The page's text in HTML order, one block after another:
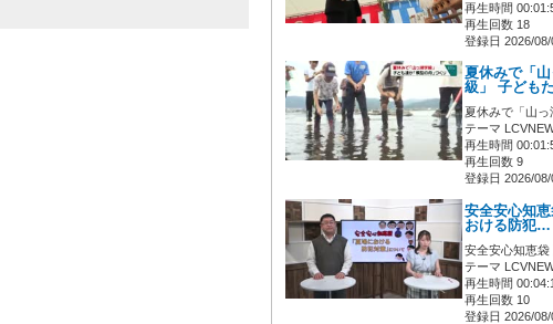
再生時間
再生回数 18
登録日 2026/08/
夏休みで「
級」 子ども
夏休みで「山
テーマ
再生時間
再生回数 9
登録日 2026/08/
安全安心知
おける防犯…
安全安心知恵袋
テーマ
再生時間
再生回数 10
登録日 2026/08/